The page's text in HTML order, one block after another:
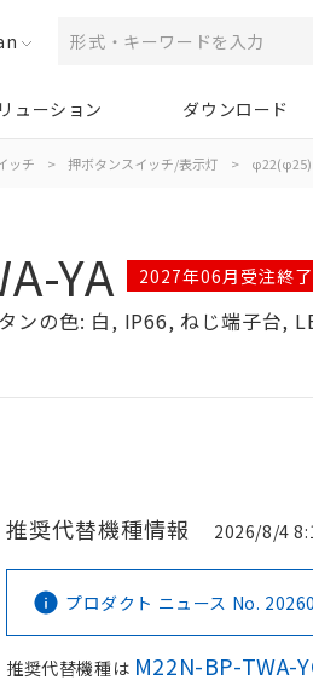
ューション ダウンロード
ッチ > 押ボタンスイッチ/表示灯 >
YA 2027年06月受注終
ンの色: 白, IP66, ねじ端子台,
推奨代替機種情報 2026/8/4
プロダクト ニュース No.
推奨代替機種は M22N-BP-TWA-